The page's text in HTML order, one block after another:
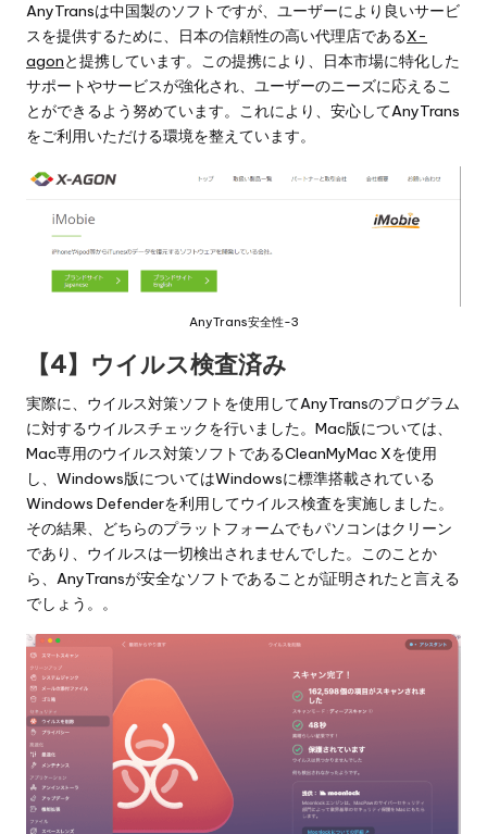
AnyTransは中国製のソフトですが、ユーザーにより良いサービ
スを提供するために、日本の信頼性の高い代理店であるX-
agonと提携しています。この提携により、日本市場に特化した
サポートやサービスが強化され、ユーザーのニーズに応えるこ
とができるよう努めています。これにより、安心してAnyTrans
をご利用いただける環境を整えています。
AnyTrans安全性-3
【4】ウイルス検査済み
実際に、ウイルス対策ソフトを使用してAnyTransのプログラム
に対するウイルスチェックを行いました。Mac版については、
Mac専用のウイルス対策ソフトであるCleanMyMac Xを使用
し、Windows版についてはWindowsに標準搭載されている
Windows Defenderを利用してウイルス検査を実施しました。
その結果、どちらのプラットフォームでもパソコンはクリーン
であり、ウイルスは一切検出されませんでした。このことか
ら、AnyTransが安全なソフトであることが証明されたと言える
でしょう。。